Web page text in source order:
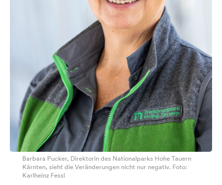
Barbara Pucker, Direktorin des Nationalparks Hohe Tauern
Kärnten, sieht die Veränderungen nicht nur negativ. Foto:
Karlheinz Fessl